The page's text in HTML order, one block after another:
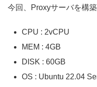
今回、Proxyサーバを構
CPU : 2vCPU
MEM : 4GB
DISK : 60GB
OS : Ubuntu 22.04